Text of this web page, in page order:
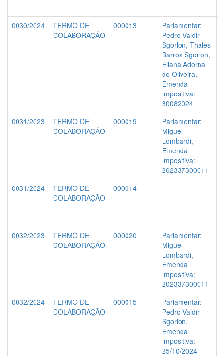
0030/2024
TERMO DE
COLABORAÇÃO
000013
Parlamentar:
Pedro Valdir
Sgorlon, Thales
Barros Sgorlon,
Eliana Adorna
de Oliveira,
Emenda
Impositiva:
30082024
0031/2023
TERMO DE
COLABORAÇÃO
000019
Parlamentar:
Miguel
Lombardi,
Emenda
Impositiva:
202337300011
0031/2024
TERMO DE
COLABORAÇÃO
000014
0032/2023
TERMO DE
COLABORAÇÃO
000020
Parlamentar:
Miguel
Lombardi,
Emenda
Impositiva:
202337300011
0032/2024
TERMO DE
COLABORAÇÃO
000015
Parlamentar:
Pedro Valdir
Sgorlon,
Emenda
Impositiva:
25/10/2024